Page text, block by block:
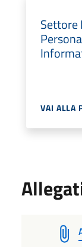
Settore
VAI ALLA